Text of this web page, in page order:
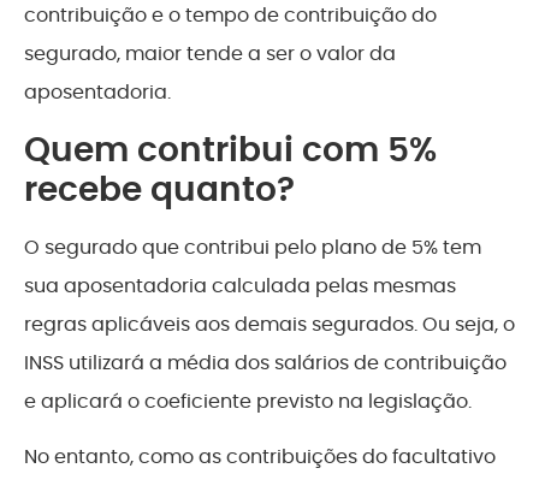
contribuição e o tempo de contribuição do
segurado, maior tende a ser o valor da
aposentadoria.
Quem contribui com 5%
recebe quanto?
O segurado que contribui pelo plano de 5% tem
sua aposentadoria calculada pelas mesmas
regras aplicáveis aos demais segurados. Ou seja, o
INSS utilizará a média dos salários de contribuição
e aplicará o coeficiente previsto na legislação.
No entanto, como as contribuições do facultativo